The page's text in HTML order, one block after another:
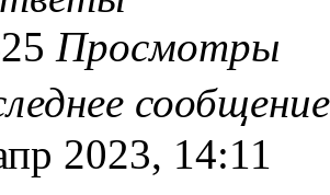
Просмотры
2023, 14:11